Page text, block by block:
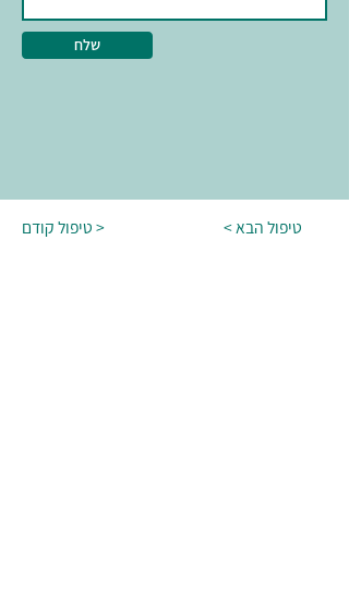
שלח
טיפול קודם > < טיפול הבא